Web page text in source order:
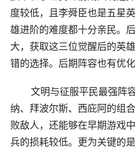
度较低，且李舜臣也是五星
雄进阶的难度都十分亲民。
大，获取这三位觉醒后的英
错的选择。后期阵容也有优化
文明与征服平民最强阵
纳、拜波尔斯、西庇阿的组
败敌人，还能够在早期游戏
兵的损耗较低。更为关键的